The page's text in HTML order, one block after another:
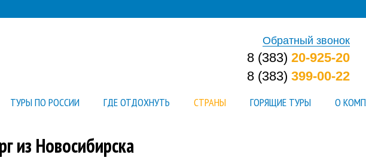
Обратный звонок
8 (383) 20-925-20
8 (383) 399-00-22
ТУРЫ ПО РОССИИ ГДЕ ОТДОХНУТЬ СТРАНЫ ГОРЯЩИЕ ТУРЫ О
из Новосибирска